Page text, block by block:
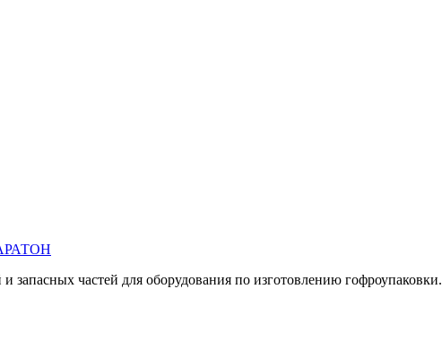
частей для оборудования по изготовлению гофроупаковки.